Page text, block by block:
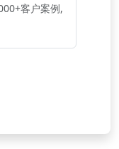
客户案例,